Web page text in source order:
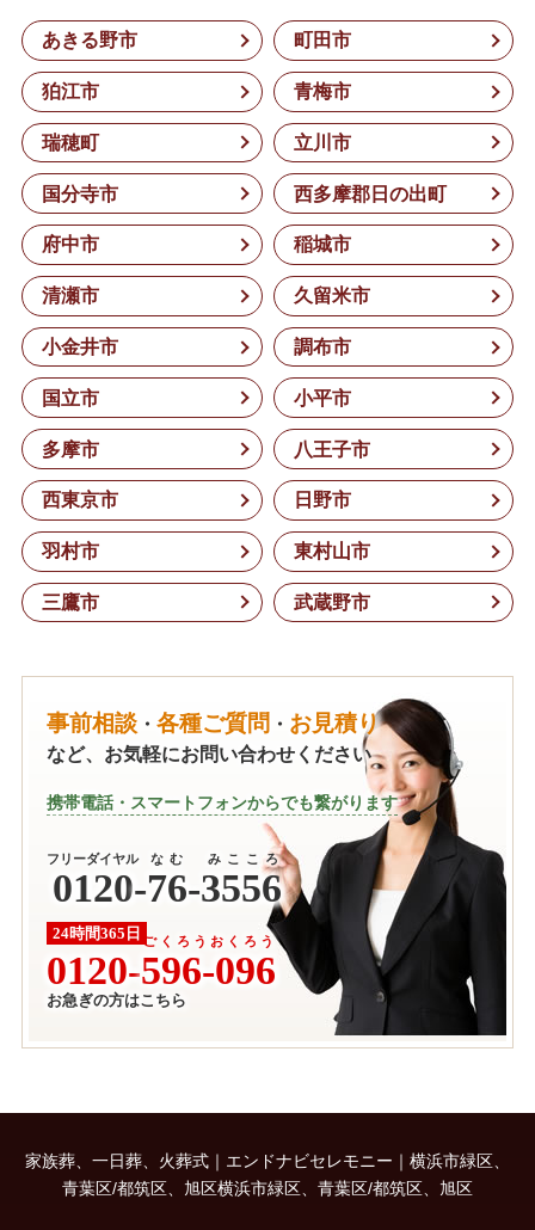
あきる野市 町田市
狛江市 青梅市
瑞穂町 立川市
国分寺市 西多摩郡日の出町
府中市 稲城市
清瀬市 久留米市
小金井市 調布市
国立市 小平市
多摩市 八王子市
西東京市 日野市
羽村市 東村山市
三鷹市 武蔵野市
事前相談 ・ 各種ご質問 ・ お見積り
など、お気軽にお問い合わせください
携帯電話・スマートフォンからでも繋がります
0120
フリーダイヤル
-76-3556
なむ みこころ
24時間365日
0120-596-096
ごくろうおくろう
お急ぎの方はこちら
家族葬、一日葬、火葬式｜エンドナビセレモニー｜横浜市緑区、
青葉区/都筑区、旭区横浜市緑区、青葉区/都筑区、旭区